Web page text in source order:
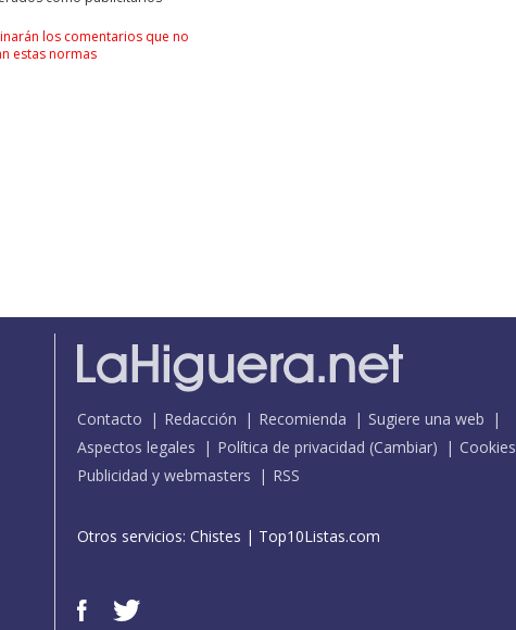
los comentarios que no
estas normas
Contacto Redacción Recomienda
Sugiere una web
Aspectos legales
Política de privacidad (Cambiar)
Cookies
Publicidad y webmasters
RSS
Otros servicios: Chistes | Top10Listas.com